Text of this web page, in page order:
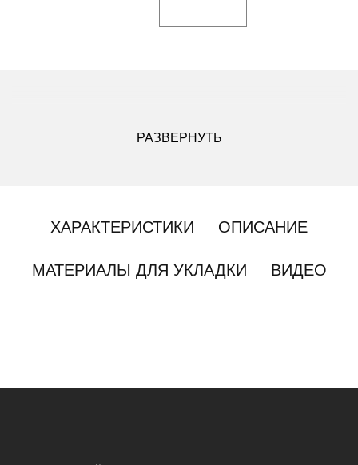
РАЗВЕРНУТЬ
ХАРАКТЕРИСТИКИ ОПИСАНИЕ
МАТЕРИАЛЫ ДЛЯ УКЛАДКИ ВИДЕО